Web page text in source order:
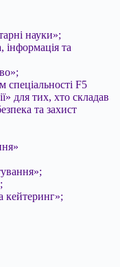
науки»;
інформація та
спеціальності F5
для тих, хто складав
та захист
кейтеринг»;